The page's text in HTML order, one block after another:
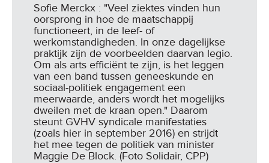
Sofie Merckx : "Veel ziektes vinden hun
oorsprong in hoe de maatschappij
functioneert, in de leef- of
werkomstandigheden. In onze dagelijkse
praktijk zijn de voorbeelden daarvan legio.
Om als arts efficiënt te zijn, is het leggen
van een band tussen geneeskunde en
sociaal-politiek engagement een
meerwaarde, anders wordt het mogelijks
dweilen met de kraan open." Daarom
steunt GVHV syndicale manifestaties
(zoals hier in september 2016) en strijdt
het mee tegen de politiek van minister
Maggie De Block. (Foto Solidair, CPP)